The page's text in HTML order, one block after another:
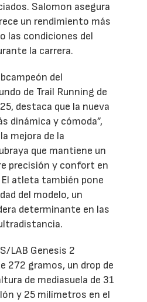
Salomon asegura
un rendimiento más
las condiciones del
la carrera.
del
de Trail Running de
destaca que la nueva
dinámica y cómoda”,
mejora de la
que mantiene un
precisión y confort en
atleta también pone
del modelo, un
determinante en las
LAB Genesis 2
272 gramos, un drop de
de mediasuela de 31
y 25 milímetros en el